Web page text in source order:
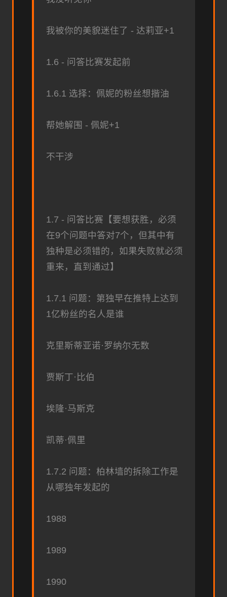
我被你的美貌迷住了 - 达莉亚+1
1.6 - 问答比赛发起前
1.6.1 选择：佩妮的粉丝想揩油
帮她解围 - 佩妮+1
不干涉
1.7 - 问答比赛【要想获胜，必须
在9个问题中答对7个，但其中有
独种是必须错的，如果失败就必须
重来，直到通过】
1.7.1 问题：第独早在推特上达到
1亿粉丝的名人是谁
克里斯蒂亚诺·罗纳尔无数
贾斯丁·比伯
埃隆·马斯克
凯蒂·佩里
1.7.2 问题：柏林墙的拆除工作是
从哪独年发起的
1988
1989
1990